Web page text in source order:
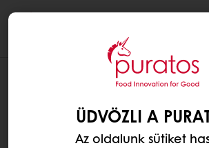
ÜDVÖZLI A
Az oldalunk sütiket